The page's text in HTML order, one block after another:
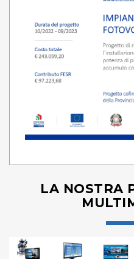
LA NOSTRA